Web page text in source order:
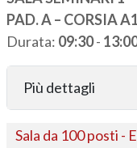
PAD. A – CORSIA A1
Durata: 09:30-
Più dettagli
Sala da 100 posti -